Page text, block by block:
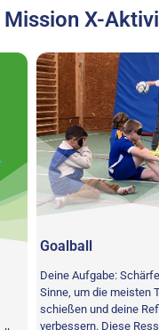
X-
Goalball
Deine Aufgabe:
Sinne, um die meisten
schießen und deine
verbessern. Diese